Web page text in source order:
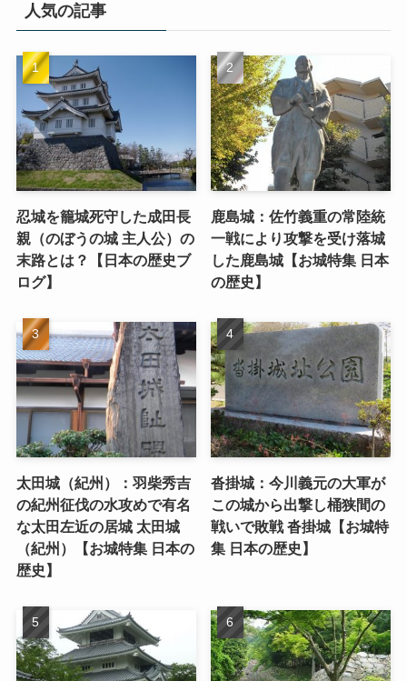
人気の記事
忍城を籠城死守した成田長
親（のぼうの城 主人公）の
末路とは？【日本の歴史ブ
ログ】
鹿島城：佐竹義重の常陸統
一戦により攻撃を受け落城
した鹿島城【お城特集 日本
の歴史】
太田城（紀州）：羽柴秀吉
の紀州征伐の水攻めで有名
な太田左近の居城 太田城
（紀州）【お城特集 日本の
歴史】
沓掛城：今川義元の大軍が
この城から出撃し桶狭間の
戦いで敗戦 沓掛城【お城特
集 日本の歴史】